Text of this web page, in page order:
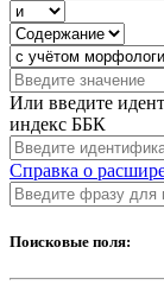
Или введите
индекс ББК
Справка о
Поисковые поля: